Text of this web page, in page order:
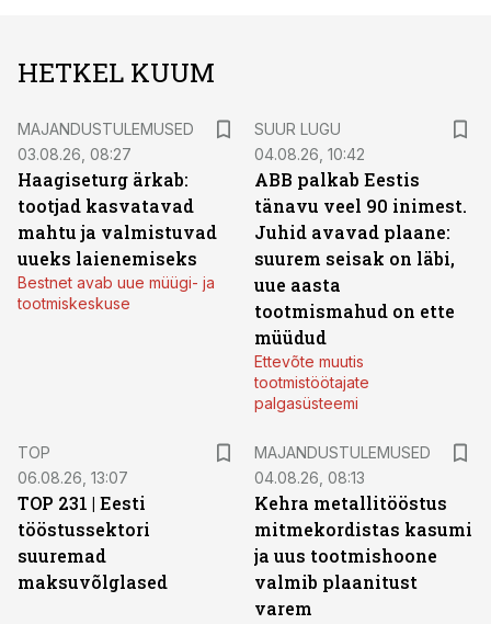
HETKEL KUUM
MAJANDUSTULEMUSED
03.08.26, 08:27
Haagiseturg ärkab:
tootjad kasvatavad
mahtu ja valmistuvad
uueks laienemiseks
Bestnet avab uue müügi- ja
tootmiskeskuse
SUUR LUGU
04.08.26, 10:42
ABB palkab Eestis
tänavu veel 90 inimest.
Juhid avavad plaane:
suurem seisak on läbi,
uue aasta
tootmismahud on ette
müüdud
Ettevõte muutis
tootmistöötajate
palgasüsteemi
TOP
06.08.26, 13:07
TOP 231 | Eesti
tööstussektori
suuremad
maksuvõlglased
MAJANDUSTULEMUSED
04.08.26, 08:13
Kehra metallitööstus
mitmekordistas kasumi
ja uus tootmishoone
valmib plaanitust
varem